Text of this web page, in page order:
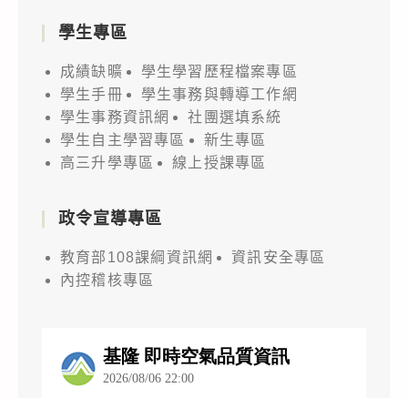
學生專區
成績缺曠
學生學習歷程檔案專區
學生手冊
學生事務與轉導工作網
學生事務資訊網
社團選填系統
學生自主學習專區
新生專區
高三升學專區
線上授課專區
政令宣導專區
教育部108課綱資訊網
資訊安全專區
內控稽核專區